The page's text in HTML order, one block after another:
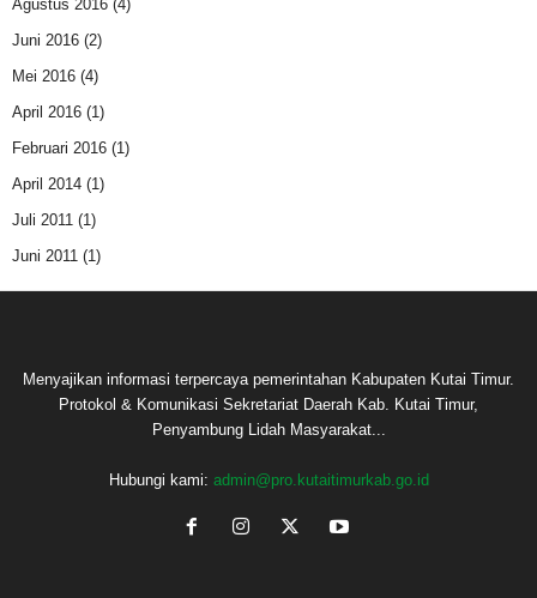
Agustus 2016 (4)
Juni 2016 (2)
Mei 2016 (4)
April 2016 (1)
Februari 2016 (1)
April 2014 (1)
Juli 2011 (1)
Juni 2011 (1)
Menyajikan informasi terpercaya pemerintahan Kabupaten Kutai Timur.
Protokol & Komunikasi Sekretariat Daerah Kab. Kutai Timur,
Penyambung Lidah Masyarakat...
Hubungi kami: admin@pro.kutaitimurkab.go.id